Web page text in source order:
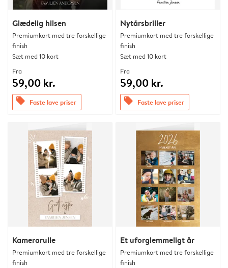
Glædelig hilsen
Premiumkort med tre forskellige
finish
Sæt med 10 kort
Fra
59,00 kr.
offers Faste lave priser
Nytårsbriller
Premiumkort med tre forskellige
finish
Sæt med 10 kort
Fra
59,00 kr.
offers Faste lave priser
Kamerarulle
Premiumkort med tre forskellige
finish
Et uforglemmeligt år
Premiumkort med tre forskellige
finish